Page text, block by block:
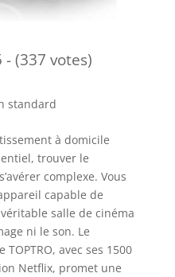
- (337 votes)
à domicile
trouver le
complexe. Vous
capable de
salle de cinéma
ni le son. Le
avec ses 1500
Netflix, promet une